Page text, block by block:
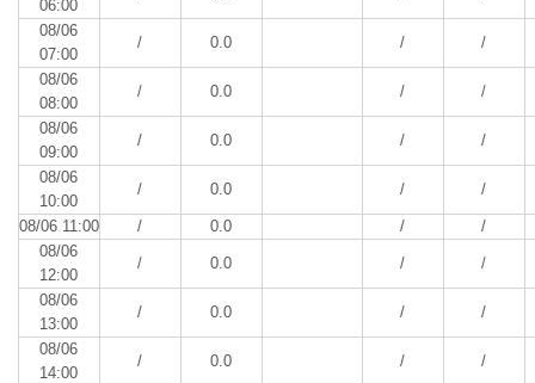
06:00
08/06
07:00
/ 0.0 / /
08/06
08:00
/ 0.0 / /
08/06
09:00
/ 0.0 / /
08/06
10:00
/ 0.0 / /
08/06 11:00 / 0.0 /
/
08/06
12:00
/ 0.0 / /
08/06
13:00
/ 0.0 / /
08/06
14:00
/ 0.0 / /